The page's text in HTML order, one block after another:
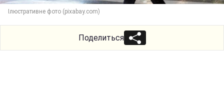
Ілюстративне фото (pixabay.com)
Поделиться